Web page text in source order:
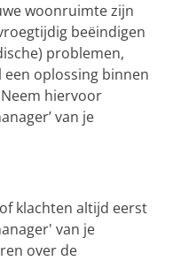
woonruimte zijn
beëindigen
problemen,
een oplossing binnen
hiervoor
van je
klachten altijd eerst
van je
over de